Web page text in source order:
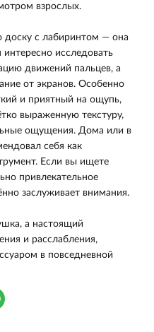
взрослых.
доску с лабиринтом — она
интересно исследовать
движений пальцев, а
от экранов. Особенно
и приятный на ощупь,
выраженную текстуру,
ощущения. Дома или в
себя как
Если вы ищете
привлекательное
заслуживает внимания.
а настоящий
и расслабления,
в повседневной